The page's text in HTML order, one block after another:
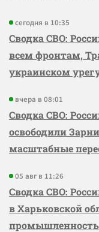
сегодня в 10:35
Сводка СВО:
всем фронтам,
украинском
вчера в 08:01
Сводка СВО:
освободили
масштабные
05 авг в 11:26
Сводка СВО:
в Харьковской
промышленность